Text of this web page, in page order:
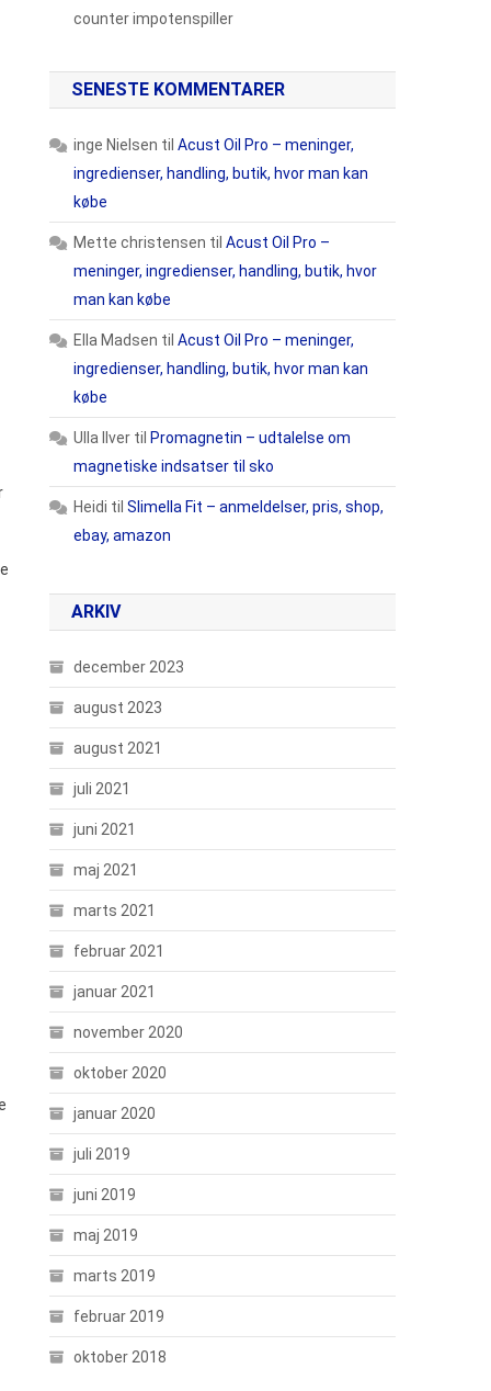
counter impotenspiller
SENESTE KOMMENTARER
inge Nielsen tilAcust Oil Pro – meninger,
ingredienser, handling, butik, hvor man kan
købe
Mette christensen tilAcust Oil Pro –
meninger, ingredienser, handling, butik, hvor
man kan købe
Ella Madsen tilAcust Oil Pro – meninger,
ingredienser, handling, butik, hvor man kan
købe
Ulla Ilver til Promagnetin – udtalelse om
magnetiske indsatser til sko
Heidi tilSlimella Fit – anmeldelser, pris, shop,
ebay, amazon
ARKIV
december 2023
august 2023
august 2021
juli 2021
juni 2021
maj 2021
marts 2021
februar 2021
januar 2021
november 2020
oktober 2020
januar 2020
juli 2019
juni 2019
maj 2019
marts 2019
februar 2019
oktober 2018